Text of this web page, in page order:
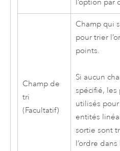
l’option par
Champ de
tri
(Facultatif)
Champ qui
pour trier
points.
Si aucun
spécifié, les
utilisés
entités
sortie sont
l’ordre